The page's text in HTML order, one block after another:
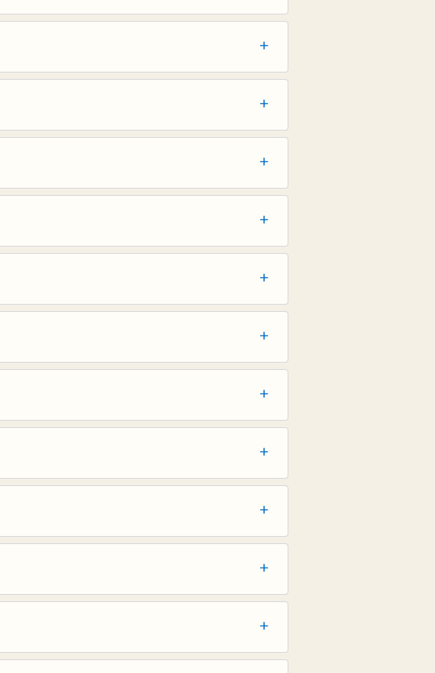
+
+
+
+
+
+
+
+
+
+
+